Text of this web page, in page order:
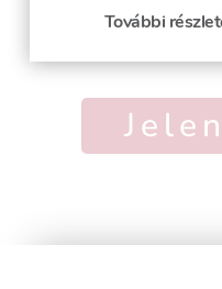
További